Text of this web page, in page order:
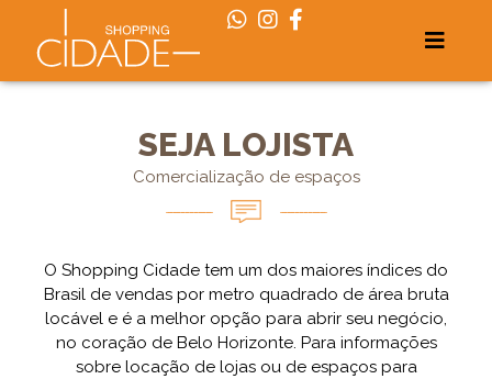
SEJA LOJISTA
Comercialização de espaços
O Shopping Cidade tem um dos maiores índices do
Brasil de vendas por metro quadrado de área bruta
locável e é a melhor opção para abrir seu negócio,
no coração de Belo Horizonte. Para informações
sobre locação de lojas ou de espaços para